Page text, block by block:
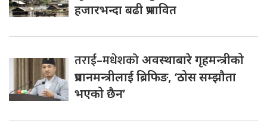
हजारभन्दा बढी प्रभावित
तराई–मधेशकोअवस्थाबारे गृहमन्त्रीको
प्रधानमन्त्रीलाई ब्रिफिङ, ‘ठोस सम्झौता
भएको छैन’